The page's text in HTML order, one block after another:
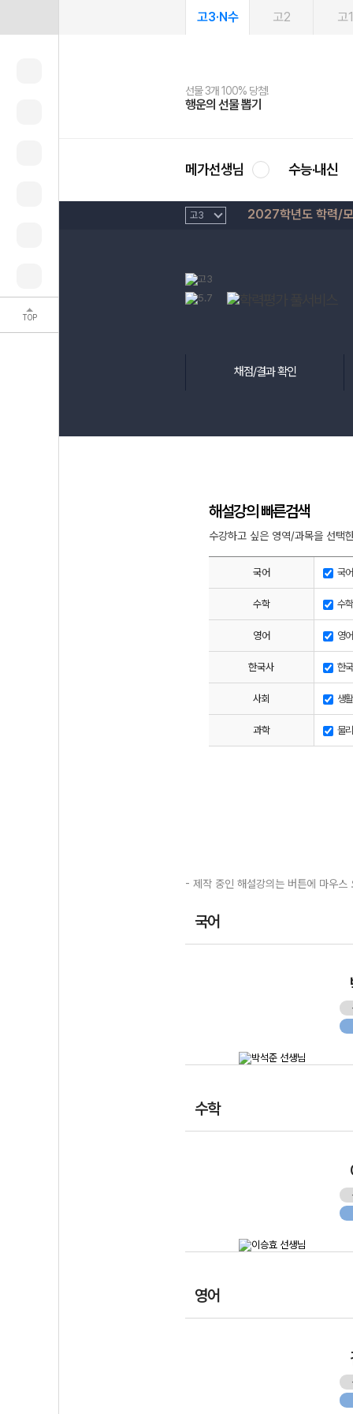
TOP
고3·N수 고2 고1
선물 3개 100% 당첨!
행운의 선물 뽑기
선물 100% 증정!
메가스터디 X 올리브
여름방학 스터디 캐시백
메가런 썸머스쿨
2027 러셀 단과
강사 공개선발
스마트러닝앱
설문 EVENT
메가패스
3일 무료 체험권
메가패스 수강생 무료혜택!
메가클럽 멤버십
사회공헌 캠페인
희망이룸 메가나눔
메가선생님 수능·내신
2027학년도 학력/
채점/결과 확인
해설강의 빠른검색
수강하고 싶은 영역/과목을 선택
국어 국어
수학 수학
영어 영어
한국사 한
사회 생
과학 물
- 제작 중인 해설강의는 버튼에 마우
국어
수학
영어